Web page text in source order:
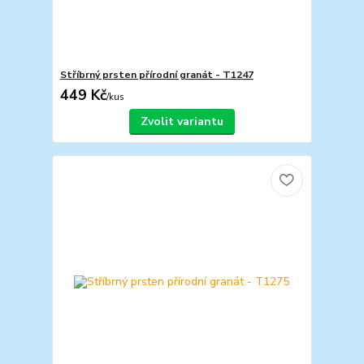
Stříbrný prsten přírodní granát - T1247
449 Kč/kus
Zvolit variantu